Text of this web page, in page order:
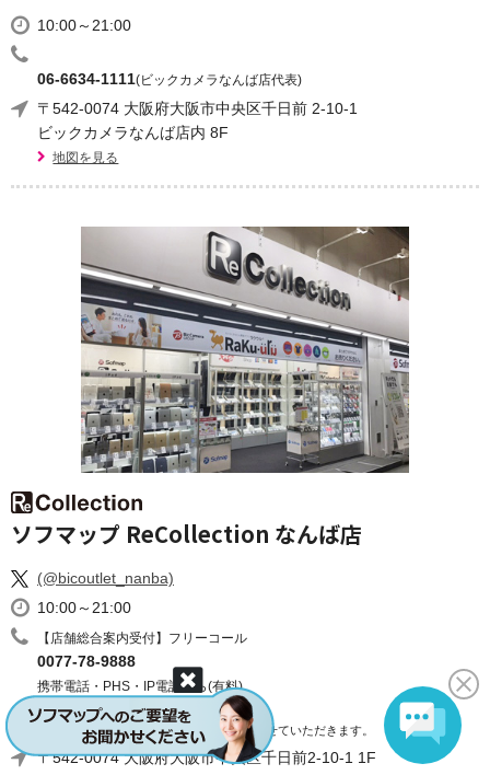
10:00～21:00
06-6634-1111(ビックカメラなんば店代表)
〒542-0074 大阪府大阪市中央区千日前 2-10-1
ビックカメラなんば店内 8F
地図を見る
ソフマップ ReCollection なんば店
(@bicoutlet_nanba)
10:00～21:00
【店舗総合案内受付】フリーコール
0077-78-9888
携帯電話・PHS・IP電話から(有料)
050-3032-9888
※受付後、店舗から折り返しのお電話をさせていただきます。
〒542-0074 大阪府大阪市中央区千日前2-10-1 1F